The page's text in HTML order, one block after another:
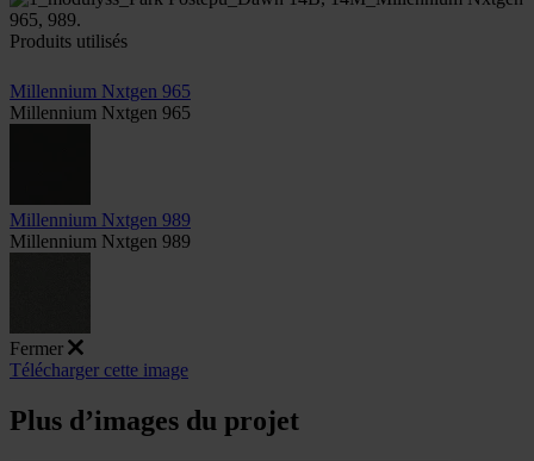
Produits utilisés
Millennium Nxtgen 965
Millennium Nxtgen 965
Millennium Nxtgen 989
Millennium Nxtgen 989
Fermer
Télécharger cette image
Plus d’images du projet